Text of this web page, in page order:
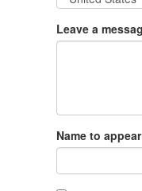
Leave a
Name to